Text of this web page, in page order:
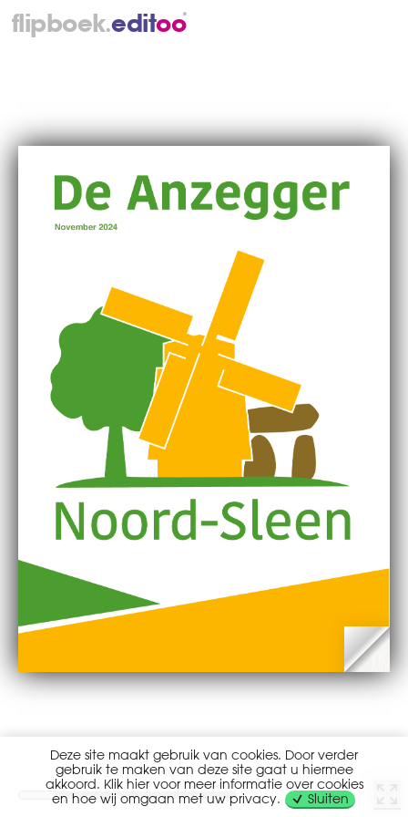
flipboek.editoo®
Deze site maakt gebruik van cookies. Door verder
gebruik te maken van deze site gaat u hiermee
akkoord. Klik hier voor meer informatie over cookies
en hoe wij omgaan met uw privacy.
Sluiten